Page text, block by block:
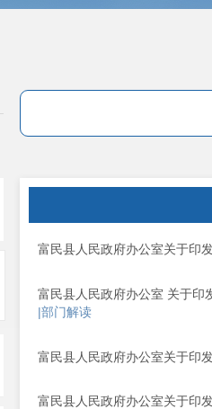
富民县人民政府办公室关于印
富民县人民政府办公室 关于印
|部门解读
富民县人民政府办公室关于印
富民县人民政府办公室关于印